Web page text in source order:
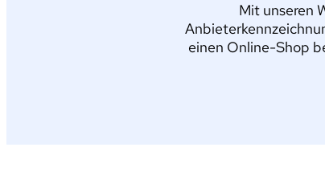
Mit unseren
einen Online-Shop